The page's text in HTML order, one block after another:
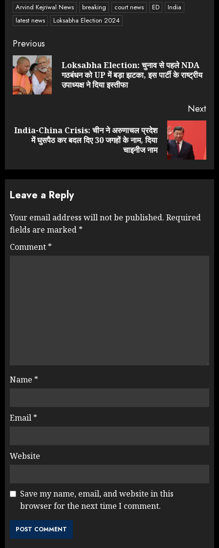
Arvind Kejriwal News
breaking court news ED
India
latest news
Loksabha Election 2024
Continue
Reading
Previous
Loksabha Election: चुनाव से पहले NDA
गठबंधन को UP में बड़ा झटका, इस पार्टी के राष्ट्रीय
उपाध्यक्ष ने दिया इस्तीफा
Next
Next
India-China Crisis: चीन ने अरुणाचल प्रदेश
में घुसपैठ कर बदल दिए 30 जगहों के नाम, दिया
चाइनीज नाम
Leave a Reply
Your email address will not be published. Required
fields are marked *
Comment *
Name *
Email *
Website
Save my name, email, and website in this
browser for the next time I comment.
Rahul Gandhi के तीखे वार से बार-बार